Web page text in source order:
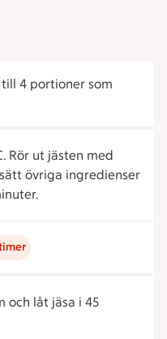
4 portioner som
Rör ut jästen med
övriga ingredienser
och låt jäsa i 45